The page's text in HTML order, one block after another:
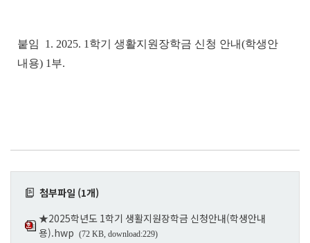
붙임 1. 2025. 1학기 생활지원장학금 신청 안내(학생안
내용) 1부.
첨부파일 (1개)
★2025학년도 1학기 생활지원장학금 신청안내(학생안내
용).hwp (72 KB, download:229)